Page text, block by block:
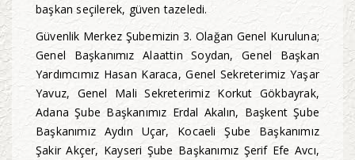
başkan seçilerek, güven tazeledi.
Güvenlik Merkez Şubemizin 3. Olağan Genel Kuruluna;
Genel Başkanımız Alaattin Soydan, Genel Başkan
Yardımcımız Hasan Karaca, Genel Sekreterimiz Yaşar
Yavuz, Genel Mali Sekreterimiz Korkut Gökbayrak,
Adana Şube Başkanımız Erdal Akalın, Başkent Şube
Başkanımız Aydın Uçar, Kocaeli Şube Başkanımız
Şakir Akçer, Kayseri Şube Başkanımız Şerif Efe Avcı,